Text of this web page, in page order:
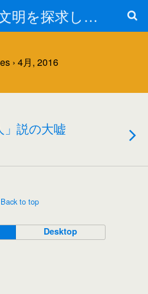
縄文と古代文明を探求しよう！
› 4月, 2016
」説の大嘘
Back to top
Desktop